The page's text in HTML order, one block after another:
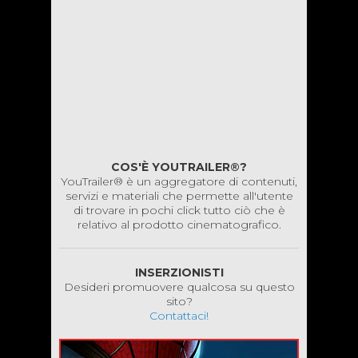
COS'È YOUTRAILER®?
YouTrailer® è un aggregatore di contenuti,
servizi e materiali che permette all'utente
di trovare in pochi click tutto ciò che è
relativo al prodotto cinematografico.
INSERZIONISTI
Desideri promuovere qualcosa su questo
sito?
Contattaci!